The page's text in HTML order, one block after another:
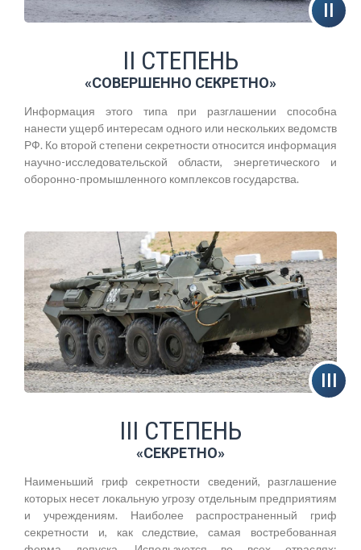
II СТЕПЕНЬ
«СОВЕРШЕННО СЕКРЕТНО»
Информация этого типа при разглашении способна
нанести ущерб интересам одного или нескольких ведомств
РФ. Ко второй степени секретности относится информация
научно-исследовательской области, энергетического и
оборонно-промышленного комплексов государства.
III СТЕПЕНЬ
«СЕКРЕТНО»
Наименьший гриф секретности сведений, разглашение
которых несет локальную угрозу отдельным предприятиям
и учреждениям. Наиболее распространенный гриф
секретности и, как следствие, самая востребованная